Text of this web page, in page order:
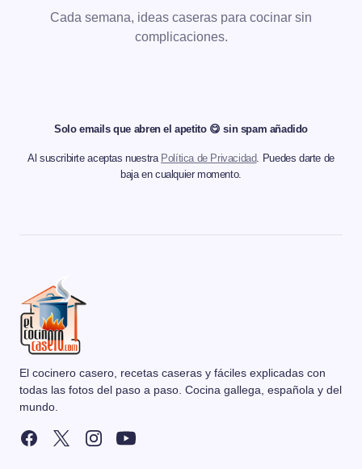
Cada semana, ideas caseras para cocinar sin
complicaciones.
Solo emails que abren el apetito 😋 sin spam añadido
Al suscribirte aceptas nuestra Política de Privacidad. Puedes darte de
baja en cualquier momento.
El cocinero casero, recetas caseras y fáciles explicadas con
todas las fotos del paso a paso. Cocina gallega, española y del
mundo.